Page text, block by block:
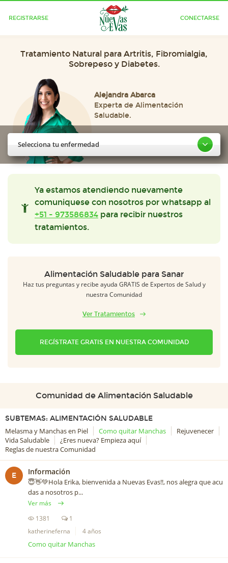
REGISTRARSE CONECTARSE
Tratamiento Natural para Artritis, Fibromialgia,
Sobrepeso y Diabetes.
Alejandra Abarca
Experta de Alimentación
Saludable.
Selecciona tu enfermedad
Ya estamos atendiendo nuevamente
comuniquese con nosotros por whatsapp al
+51 - 973586834 para recibir nuestros
tratamientos.
Alimentación Saludable para Sanar
Haz tus preguntas y recibe ayuda GRATIS de Expertos de Salud y
nuestra Comunidad
Ver Tratamientos
REGÍSTRATE GRATIS EN NUESTRA COMUNIDAD
Comunidad de Alimentación Saludable
SUBTEMAS: ALIMENTACIÓN SALUDABLE
Melasma y Manchas en Piel Como quitar Manchas
Rejuvenecer
Vida Saludable
¿Eres nueva? Empieza aquí
Reglas de nuestra Comunidad
E Información
😇👋💚Hola Erika, bienvenida a Nuevas Evas!!, nos alegra que acu
das a nosotros p...
Ver más
1381
1
katherineferna
4 años
Como quitar Manchas